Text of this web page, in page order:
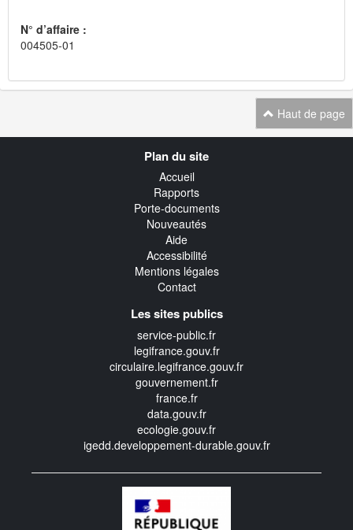
N° d’affaire :
004505-01
Haut de page
Plan du site
Accueil
Rapports
Porte-documents
Nouveautés
Aide
Accessibilité
Mentions légales
Contact
Les sites publics
service-public.fr
legifrance.gouv.fr
circulaire.legifrance.gouv.fr
gouvernement.fr
france.fr
data.gouv.fr
ecologie.gouv.fr
igedd.developpement-durable.gouv.fr